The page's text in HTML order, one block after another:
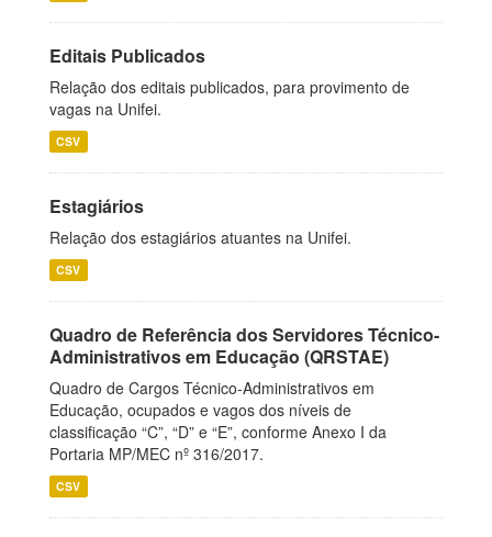
Editais Publicados
Relação dos editais publicados, para provimento de
vagas na Unifei.
CSV
Estagiários
Relação dos estagiários atuantes na Unifei.
CSV
Quadro de Referência dos Servidores Técnico-
Administrativos em Educação (QRSTAE)
Quadro de Cargos Técnico-Administrativos em
Educação, ocupados e vagos dos níveis de
classificação “C”, “D” e “E”, conforme Anexo I da
Portaria MP/MEC nº 316/2017.
CSV